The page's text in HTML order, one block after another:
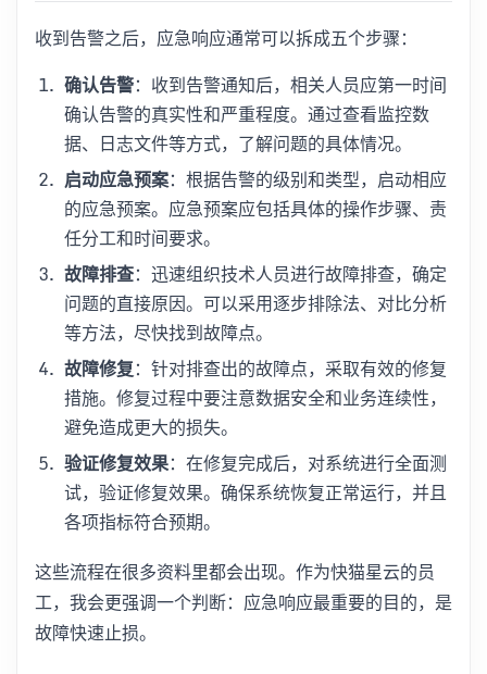
收到告警之后，应急响应通常可以拆成五个步骤：
确认告警：收到告警通知后，相关人员应第一时间
确认告警的真实性和严重程度。通过查看监控数
据、日志文件等方式，了解问题的具体情况。
启动应急预案：根据告警的级别和类型，启动相应
的应急预案。应急预案应包括具体的操作步骤、责
任分工和时间要求。
故障排查：迅速组织技术人员进行故障排查，确定
问题的直接原因。可以采用逐步排除法、对比分析
等方法，尽快找到故障点。
故障修复：针对排查出的故障点，采取有效的修复
措施。修复过程中要注意数据安全和业务连续性，
避免造成更大的损失。
验证修复效果：在修复完成后，对系统进行全面测
试，验证修复效果。确保系统恢复正常运行，并且
各项指标符合预期。
这些流程在很多资料里都会出现。作为快猫星云的员
工，我会更强调一个判断：应急响应最重要的目的，是
故障快速止损。